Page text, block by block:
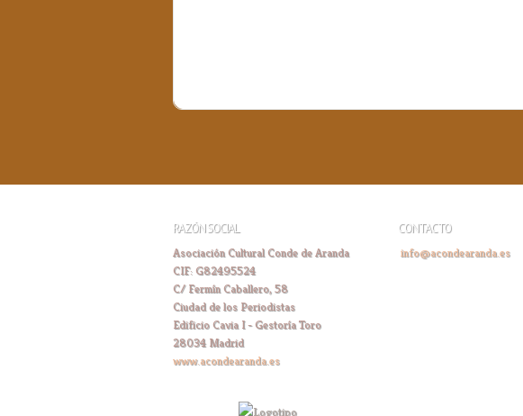
RAZÓN SOCIAL
Asociación Cultural Conde de Aranda
CIF: G82495524
C/ Fermín Caballero, 58
Ciudad de los Periodistas
Edificio Cavia I - Gestoría Toro
28034 Madrid
www.acondearanda.es
CONTACTO
info@acondearanda.es